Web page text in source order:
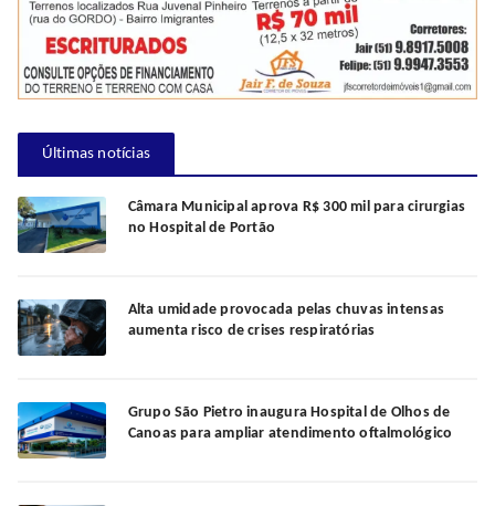
Últimas notícias
Câmara Municipal aprova R$ 300 mil para cirurgias
no Hospital de Portão
Alta umidade provocada pelas chuvas intensas
aumenta risco de crises respiratórias
Grupo São Pietro inaugura Hospital de Olhos de
Canoas para ampliar atendimento oftalmológico